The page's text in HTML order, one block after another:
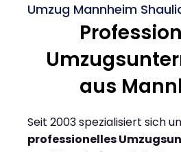
Umzug Mannheim
aus
Seit 2003 spezialisiert sich
professionelles